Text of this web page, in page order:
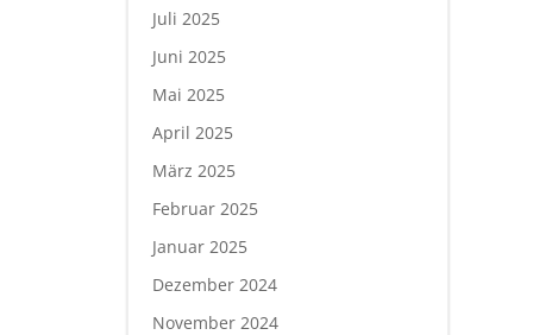
Juli 2025
Juni 2025
Mai 2025
April 2025
März 2025
Februar 2025
Januar 2025
Dezember 2024
November 2024